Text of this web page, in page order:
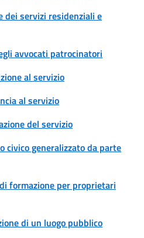
dei servizi residenziali e
avvocati patrocinatori
al servizio
al servizio
del servizio
civico generalizzato da parte
formazione per proprietari
di un luogo pubblico